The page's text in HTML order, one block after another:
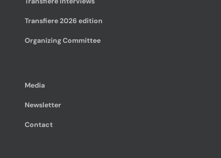
Transfiere 2026 edition
Organizing Committee
Media
Newsletter
Contact